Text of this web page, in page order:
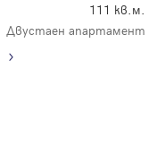
111 кв.м.
Двустаен апартамент